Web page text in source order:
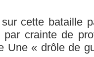
cette bataille
crainte de
Une « drôle de